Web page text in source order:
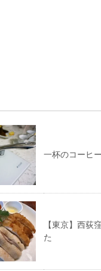
一杯のコーヒ
【東京】西荻
た